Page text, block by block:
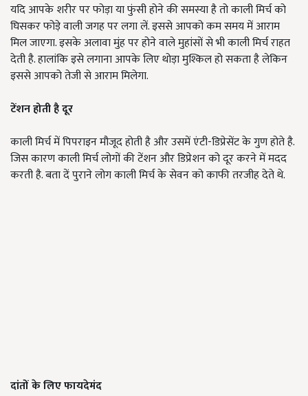
यदि आपके शरीर पर फोड़ा या फुंसी होने की समस्या है तो काली मिर्च को
घिसकर फोड़े वाली जगह पर लगा लें. इससे आपको कम समय में आराम
मिल जाएगा. इसके अलावा मुंह पर होने वाले मुहांसों से भी काली मिर्च राहत
देती है. हालांकि इसे लगाना आपके लिए थोड़ा मुश्किल हो सकता है लेकिन
इससे आपको तेजी से आराम मिलेगा.
टेंशन होती है दूर
काली मिर्च में पिपराइन मौजूद होती है और उसमें एंटी-डिप्रेसेंट के गुण होते है.
जिस कारण काली मिर्च लोगों की टेंशन और डिप्रेशन को दूर करने में मदद
करती है. बता दें पुराने लोग काली मिर्च के सेवन को काफी तरजीह देते थे.
दांतों के लिए फायदेमंद